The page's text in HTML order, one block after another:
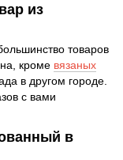
из
товаров
кроме вязаных
в другом городе.
с вами
в